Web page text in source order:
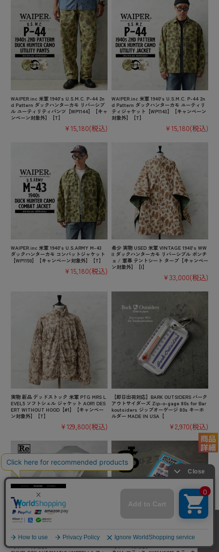
WAIPER.inc 米軍 1940’s U.S.M.C. P-44 2n
d Pattern ダックハンターカモ リバーシブ
ル ユーティリティパンツ【WP1144】【キャ
ンペーン対象外】【T】
¥15,180(税込)
WAIPER.inc 米軍 1940’s U.S.M.C. P-44 2n
d Pattern ダックハンターカモ ユーティリ
ティジャケット【WP1143】【キャンペーン
対象外】【T】
¥15,180(税込)
WAIPER.inc 米軍 1940’s U.S.ARMY M-43
ダックハンターカモ コンバットジャケット
【WP1150】【キャンペーン対象外】【T】
¥15,180(税込)
希少 実物 USED 米軍 VINTAGE 1940’s WW
II ダックハンターカモ リバーシブル ポンチ
ョ / 軍幕 テントシート タープ【キャンペー
ン対象外】【I】
¥33,000(税込)
実物 新品 デッドストック 米軍 PTG MRS L
EVEL5 ソフトシェル ジャケット AOR1 DES
ERT WITHOUT HOOD【#1】【キャンペー
ン対象外】【T】
¥129,800(税込)
【即日出荷対応】BARK OUTSIDERS バーク
アウトサイダーズ Zip-o-gage 80s for Bar
koutsiders ジップオーゲージ 80s キーホ
ルダー MADE IN USA【
¥2,970(税込)
【即日出荷対応】ReKNOT × WAIPER U/L
【即日出荷対応】JACKSON MATISSE ジャ